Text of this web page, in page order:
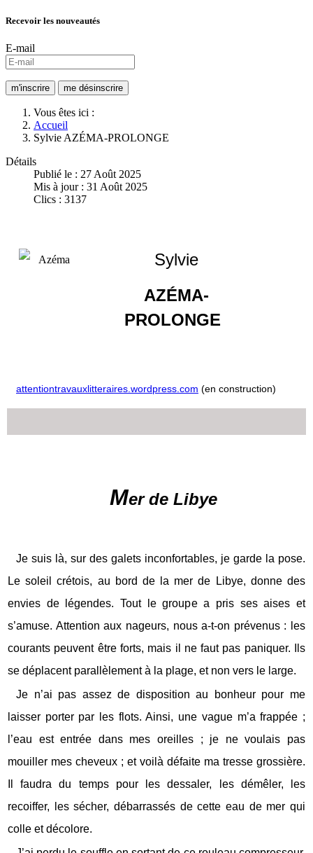
Recevoir les nouveautés
E-mail
Vous êtes ici :
Accueil
Sylvie AZÉMA-PROLONGE
Détails
Publié le : 27 Août 2025
Mis à jour : 31 Août 2025
Clics : 3137
Sylvie
AZÉMA-
PROLONGE
attentiontravauxlitteraires.wordpress.com (en construction)
Mer de Libye
Je suis là, sur des galets inconfortables, je garde la pose.
Le soleil crétois, au bord de la mer de Libye, donne des
envies de légendes. Tout le groupe a pris ses aises et
s’amuse. Attention aux nageurs, nous a-t-on prévenus : les
courants peuvent être forts, mais il ne faut pas paniquer. Ils
se déplacent parallèlement à la plage, et non vers le large.
Je n’ai pas assez de disposition au bonheur pour me
laisser porter par les flots. Ainsi, une vague m’a frappée ;
l’eau est entrée dans mes oreilles ; je ne voulais pas
mouiller mes cheveux ; et voilà défaite ma tresse grossière.
Il faudra du temps pour les dessaler, les démêler, les
recoiffer, les sécher, débarrassés de cette eau de mer qui
colle et décolore.